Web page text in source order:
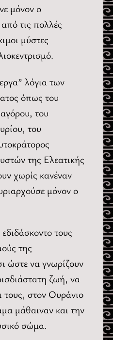
μόνον ο
τις πολλές
μύστες
λόγια των
όπως του
του
του
της Ελεατικής
χωρίς κανέναν
μόνον ο
τους
της
ώστε να γνωρίζουν
ζωή, να
στον Ουράνιο
μάθαιναν και την
σώμα.